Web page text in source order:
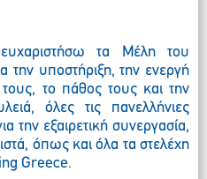
τα Μέλη του
την υποστήριξη, την ενεργή
τους, το πάθος τους και την
όλες τις πανελλήνιες
την εξαιρετική συνεργασία,
όπως και όλα τα στελέχη
Greece.